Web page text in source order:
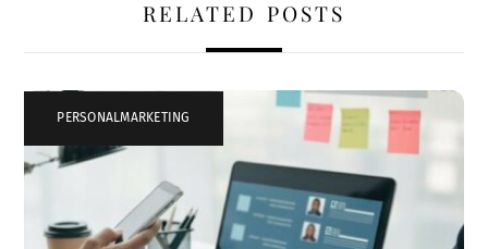
RELATED POSTS
PERSONALMARKETING